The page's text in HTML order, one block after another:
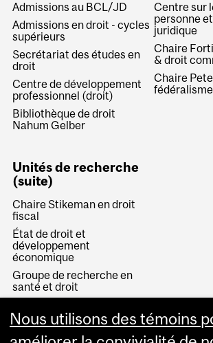
Admissions au BCL/JD
Admissions en droit - cycles
supérieurs
Secrétariat des études en
droit
Centre de développement
professionnel (droit)
Bibliothèque de droit
Nahum Gelber
Centre sur
personne
juridique
Chaire
& droit
Chaire
fédéralisme
Unités de recherche
(suite)
Chaire Stikeman en droit
fiscal
État de droit et
développement
économique
Groupe de recherche en
santé et droit
spatial
Justice privée et État de
Nous utilisons des témoins